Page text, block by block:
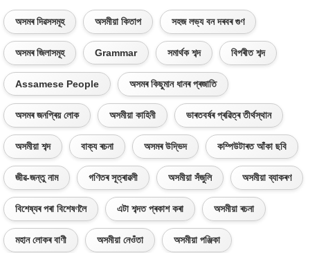
অসমৰ দিৱসসমূহ অসমীয়া কিতাপ সহজ লভ্য বন দৰবৰ গুণ
অসমৰ জিলাসমূহ Grammar সমাৰ্থক শব্দ বিপৰীত শব্দ
Assamese People অসমৰ কিছুমান ধানৰ প্ৰজাতি
অসমৰ জনপ্ৰিয় লোক অসমীয়া কাহিনী ভাৰতবৰ্ষৰ প্ৰৱিত্ৰ তীৰ্থস্থান
অসমীয়া শব্দ বাক্য ৰচনা অসমৰ উদ্ভিদ কম্পিউটাৰত আঁকা ছবি
জীৱ-জন্তু নাম গণিতৰ সূত্ৰাৱলী অসমীয়া সঁজুলি অসমীয়া ব্যাকৰণ
বিশেষ্যৰ পৰা বিশেষণলৈ এটা শব্দত প্ৰকাশ কৰা অসমীয়া ৰচনা
মহান লোকৰ বাণী অসমীয়া নেওঁতা অসমীয়া পঞ্জিকা